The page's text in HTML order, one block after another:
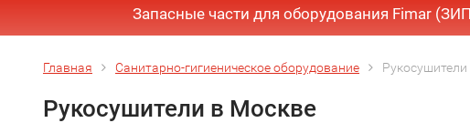
Запасные части для оборудования Fimar
Главная Санитарно-гигиеническое оборудование
Рукосушители в Москве